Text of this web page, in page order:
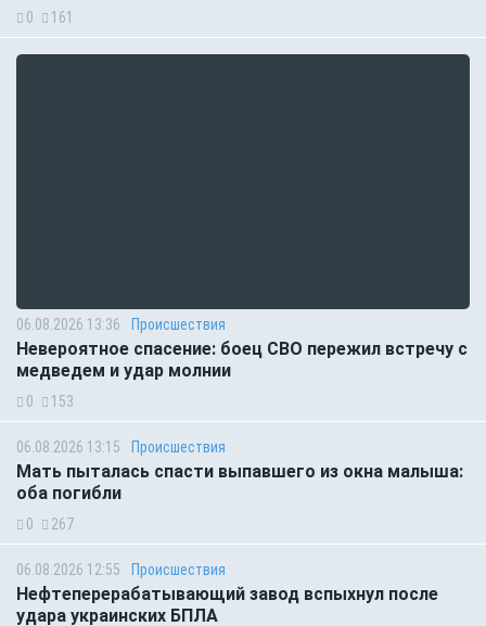
0 161
06.08.2026 13:36 Происшествия
Невероятное спасение: боец СВО пережил встречу с
медведем и удар молнии
0 153
06.08.2026 13:15 Происшествия
Мать пыталась спасти выпавшего из окна малыша:
оба погибли
0 267
06.08.2026 12:55 Происшествия
Нефтеперерабатывающий завод вспыхнул после
удара украинских БПЛА